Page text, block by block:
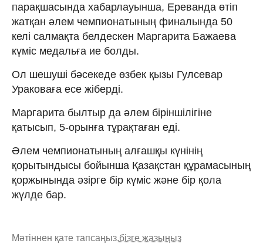
парақшасында хабарлауынша, Ереванда өтіп
жатқан әлем чемпионатының финалында 50
келі салмақта белдескен Маргарита Бажаева
күміс медальға ие болды.
Ол шешуші бәсекеде өзбек қызы Гулсевар
Ураковаға есе жіберді.
Маргарита былтыр да әлем біріншілігіне
қатысып, 5-орынға тұрақтаған еді.
Әлем чемпионатының алғашқы күнінің
қорытындысы бойынша Қазақстан құрамасының
қоржынында әзірге бір күміс және бір қола
жүлде бар.
Мәтіннен қате тапсаңыз,бізге жазыңыз